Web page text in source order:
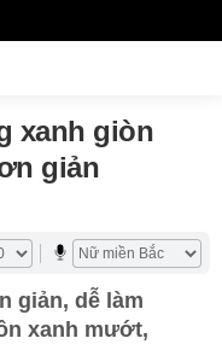
xanh giòn
giản
giản, dễ làm
xanh mướt,